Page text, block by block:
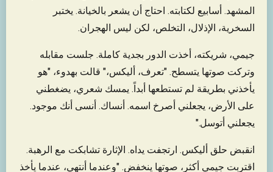
المشهد. أسابيع لكتابته. احتاج أن يشعر بالخيانة. يختبر
السخرية، الإذلال، التخلص، لكن ليس الهجران.
جيمي، شريكته، أخذت الدور بجدية كاملة. جلست مقابله
وتركت صوتها يتسطح. "تعرف، أليكس،" قالت بهدوء، "هو
يأخذني بطريقة لم تستطعها أبداً. يمسك شعري، يضغطني
على الأرض، يجعلني أصرخ اسمه. أنساك. أنسى أنك موجود.
يجعلني أتوسل."
انقبض حلق أليكس. ارتجفت يداه. الإثارة تشابكت مع الرهبة.
اقتربت جيمي أكثر، صوتها ينخفض. "وعندما أنتهي، عندما يأخذ